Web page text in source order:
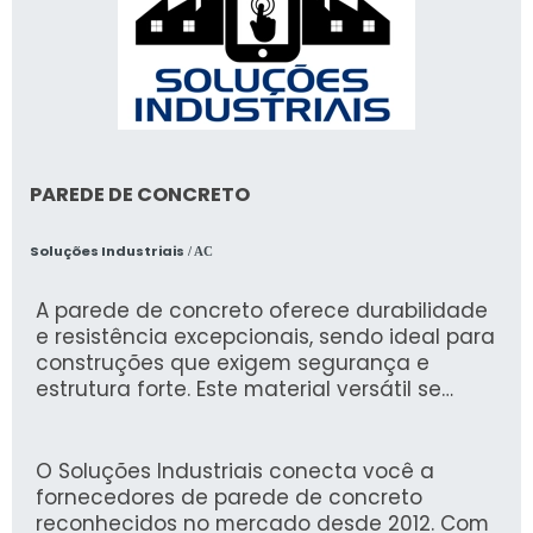
Brasil, a AURUM se destaca no mercado por
sua preocupação com a segurança e bem-
estar dos trabalhadores. Seus cintos de
segurança são desenvolvidos com materiais
de alta resistência e passam por rigorosos
trabalho.Portanto, ao escolher um cinto de
garantir a máxima segurança e conforto
PAREDE DE CONCRETO
Soluções Industriais / AC
A parede de concreto oferece durabilidade
e resistência excepcionais, sendo ideal para
construções que exigem segurança e
estrutura forte. Este material versátil se
O Soluções Industriais conecta você a
fornecedores de parede de concreto
reconhecidos no mercado desde 2012. Com